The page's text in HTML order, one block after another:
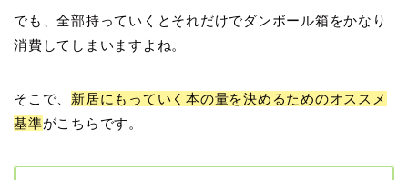
でも、全部持っていくとそれだけでダンボール箱をかなり
消費してしまいますよね。
そこで、 新居にもっていく本の量を決めるためのオススメ
基準がこちらです。